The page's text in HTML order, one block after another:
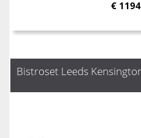
€
Bistroset Leeds